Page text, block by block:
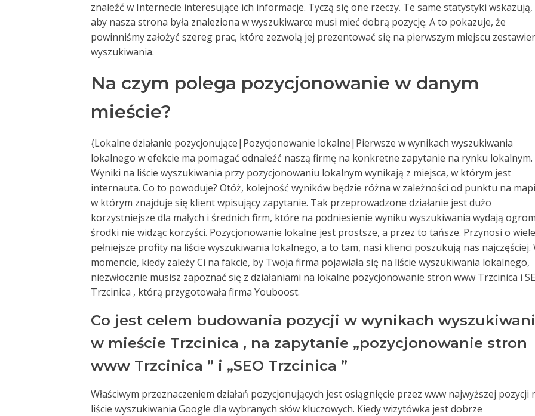
znaleźć w Internecie interesujące ich informacje. Tyczą się one rzeczy. Te same statystyki wskazują,
aby nasza strona była znaleziona w wyszukiwarce musi mieć dobrą pozycję. A to pokazuje, że
powinniśmy założyć szereg prac, które zezwolą jej prezentować się na pierwszym miejscu
wyszukiwania.
Na czym polega pozycjonowanie w danym
mieście?
{Lokalne działanie pozycjonujące|Pozycjonowanie lokalne|Pierwsze w wynikach wyszukiwania
lokalnego w efekcie ma pomagać odnaleźć naszą firmę na konkretne zapytanie na rynku lokalnym.
Wyniki na liście wyszukiwania przy pozycjonowaniu lokalnym wynikają z miejsca, w którym jest
internauta. Co to powoduje? Otóż, kolejność wyników będzie różna w zależności od punktu na
w którym znajduje się klient wpisujący zapytanie. Tak przeprowadzone działanie jest dużo
korzystniejsze dla małych i średnich firm, które na podniesienie wyniku wyszukiwania wydają
środki nie widząc korzyści. Pozycjonowanie lokalne jest prostsze, a przez to tańsze. Przynosi o wiele
pełniejsze profity na liście wyszukiwania lokalnego, a to tam, nasi klienci poszukują nas najczęściej.
momencie, kiedy zależy Ci na fakcie, by Twoja firma pojawiała się na liście wyszukiwania lokalnego,
niezwłocznie musisz zapoznać się z działaniami na lokalne pozycjonowanie stron www Trzcinica i
Trzcinica , którą przygotowała firma Youboost.
Co jest celem budowania pozycji w wynikach
w mieście Trzcinica , na zapytanie „pozycjonowanie stron
www Trzcinica ” i „SEO Trzcinica ”
Właściwym przeznaczeniem działań pozycjonujących jest osiągnięcie przez www najwyższej pozycji
liście wyszukiwania Google dla wybranych słów kluczowych. Kiedy wizytówka jest dobrze